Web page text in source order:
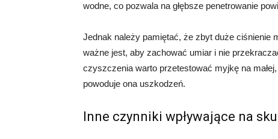
wodne, co pozwala na głębsze penetrowanie
Jednak należy pamiętać, że zbyt duże ciśnienie
ważne jest, aby zachować umiar i nie
czyszczenia warto przetestować myjkę na
powoduje ona uszkodzeń.
Inne czynniki wpływające na